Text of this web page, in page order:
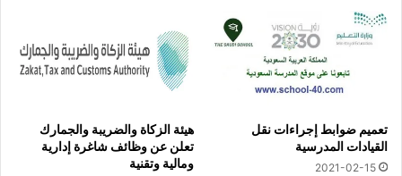
تعميم ضوابط إجراءات نقل
القيادات المدرسية
2021-02-15
هيئة الزكاة والضريبة والجمارك
تعلن عن وظائف شاغرة إدارية
ومالية وتقنية